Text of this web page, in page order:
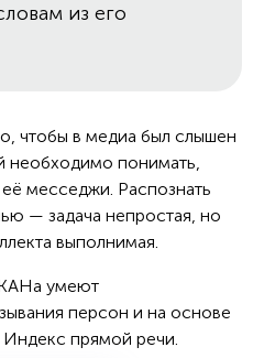
из его
чтобы в медиа был слышен
необходимо понимать,
месседжи. Распознать
— задача непростая, но
выполнимая.
умеют
персон и на основе
прямой речи.